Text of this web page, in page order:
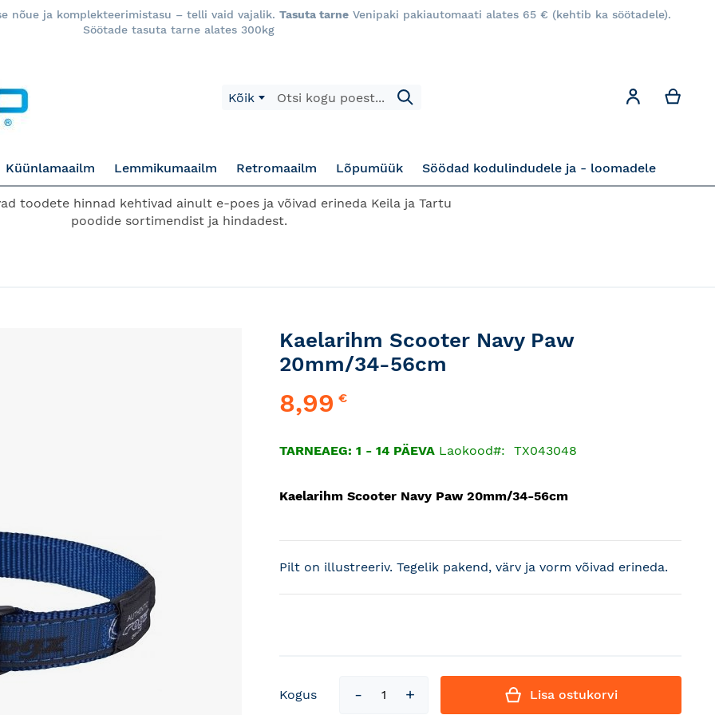
nõue ja komplekteerimistasu – telli vaid vajalik. Tasuta tarne Venipaki pakiautomaati alates 65 € (kehtib ka söötadele).
Söötade tasuta tarne alates 300kg
Kõik
Otsi
Otsi
Minu konto
Küünlamaailm Lemmikumaailm Retromaailm Lõpumüük Söödad kodulindudele ja - loomadele
toodete hinnad kehtivad ainult e-poes ja võivad erineda Keila ja Tartu
poodide sortimendist ja hindadest.
Kaelarihm Scooter Navy Paw
20mm/34-56cm
8,99€
TARNEAEG: 1 - 14 PÄEVA Laokood TX043048
Kaelarihm Scooter Navy Paw 20mm/34-56cm
Pilt on illustreeriv. Tegelik pakend, värv ja vorm võivad erineda.
Kogus Lisa ostukorvi